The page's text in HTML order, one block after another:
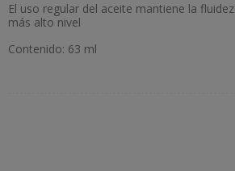
El uso regular del aceite mantiene la
más alto nivel
Contenido: 63 ml